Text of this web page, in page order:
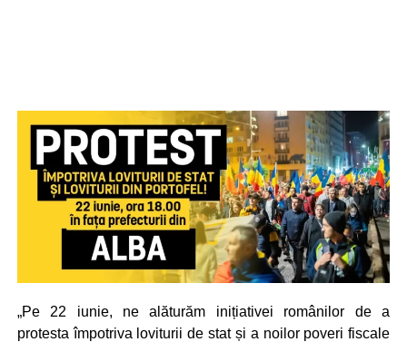
„Pe 22 iunie, ne alăturăm inițiativei românilor de a
protesta împotriva loviturii de stat și a noilor poveri fiscale